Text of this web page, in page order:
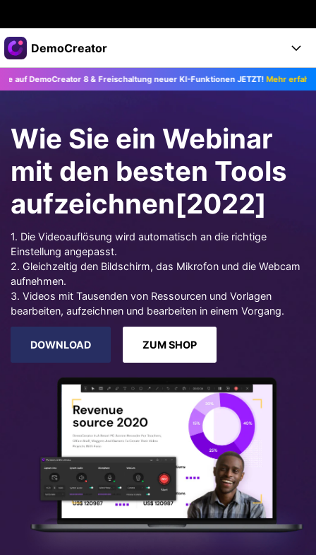
Top-Produkte
KI-gestützte digitale Kreativität
Dienstprogramme
Business
Lösungen
Presseraum
DemoCreator
Produkte
Funktionen
Alle Funktionen >
KI-Funktionen
KI Tipps
DemoCreator für
Mehr Lösungen finden >
Hilfezentrum
Support
Upgrade auf DemoCreator 8
DOWNLOAD JETZT KAUFENAnmelden
8 & Freischaltung neuer KI-Funktionen JETZT!Mehr erfahren >>
Wie Sie ein Webinar
mit den besten Tools
aufzeichnen[2022]
1. Die Videoauflösung wird automatisch an die richtige
Einstellung angepasst.
2. Gleichzeitig den Bildschirm, das Mikrofon und die Webcam
aufnehmen.
3. Videos mit Tausenden von Ressourcen und Vorlagen
bearbeiten, aufzeichnen und bearbeiten in einem Vorgang.
DOWNLOAD ZUM SHOP